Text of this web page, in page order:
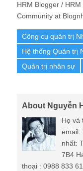
HRM Blogger /
Community at
Công cụ quản trị
Hệ thống Quản trị
Quản trị nhân sự
About Nguyễn
Họ và
email:
nhất:
7B4
thoại : 0988 833